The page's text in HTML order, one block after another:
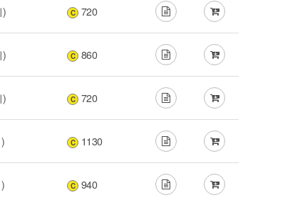
) C 720
) C 860
) C 720
C 1130
C 940